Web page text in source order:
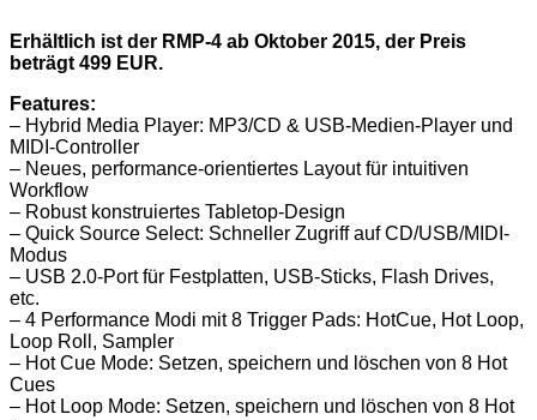
Erhältlich ist der RMP-4 ab Oktober 2015, der Preis
beträgt 499 EUR.
Features:
– Hybrid Media Player: MP3/CD & USB-Medien-Player und
MIDI-Controller
– Neues, performance-orientiertes Layout für intuitiven
Workflow
– Robust konstruiertes Tabletop-Design
– Quick Source Select: Schneller Zugriff auf CD/USB/MIDI-
Modus
– USB 2.0-Port für Festplatten, USB-Sticks, Flash Drives,
etc.
– 4 Performance Modi mit 8 Trigger Pads: HotCue, Hot Loop,
Loop Roll, Sampler
– Hot Cue Mode: Setzen, speichern und löschen von 8 Hot
Cues
– Hot Loop Mode: Setzen, speichern und löschen von 8 Hot